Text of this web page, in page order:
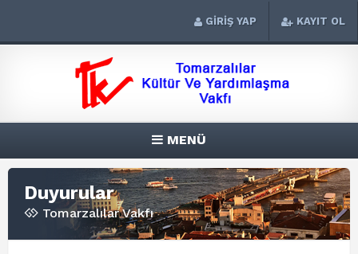
GİRİŞ YAP KAYIT OL
MENÜ
Duyurular
Tomarzalılar Vakfı